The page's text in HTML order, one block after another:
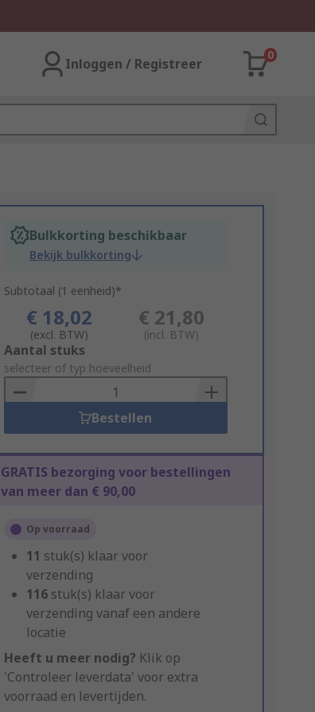
Inloggen / Registreer
0
Bulkkorting beschikbaar
Bekijk bulkkorting
Subtotaal (1 eenheid)*
€ 18,02
(excl. BTW)
€ 21,80
(incl. BTW)
Add
to
Basket
Aantal stuks
selecteer of typ hoeveelheid
Bestellen
GRATIS bezorging voor bestellingen
van meer dan € 90,00
Op voorraad
11 stuk(s) klaar voor
verzending
116 stuk(s) klaar voor
verzending vanaf een andere
locatie
Heeft u meer nodig? Klik op
'Controleer leverdata' voor extra
voorraad en levertijden.